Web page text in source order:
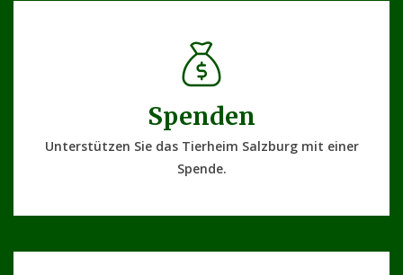
Spenden
Unterstützen Sie das Tierheim Salzburg mit einer
Spende.